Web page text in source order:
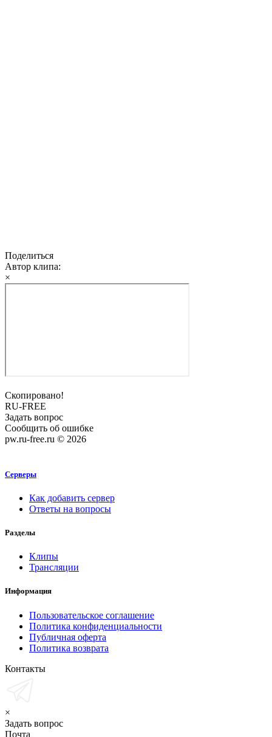
Поделиться
Автор клипа:
×
Скопировано!
RU-FREE
Задать вопрос
Сообщить об ошибке
pw.ru-free.ru © 2026
Серверы
Как добавить сервер
Ответы на вопросы
Разделы
Клипы
Трансляции
Информация
Пользовательское соглашение
Политика конфиденциальности
Публичная оферта
Политика возврата
Контакты
×
Задать вопрос
Почта